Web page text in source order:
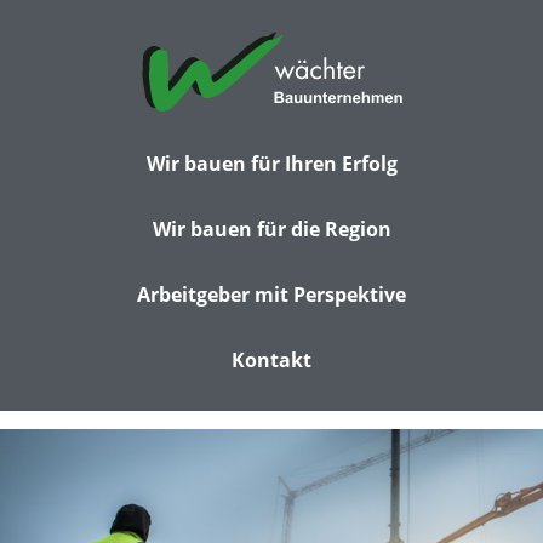
Wir bauen für Ihren Erfolg
Wir bauen für die Region
Arbeitgeber mit Perspektive
Kontakt